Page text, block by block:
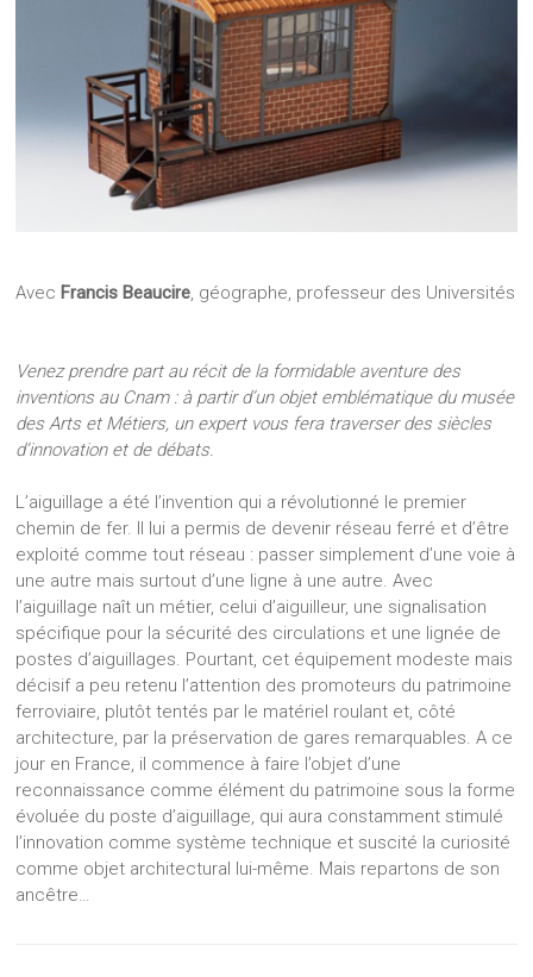
Avec Francis Beaucire, géographe, professeur des Universités
Venez prendre part au récit de la formidable aventure des
inventions au Cnam : à partir d’un objet emblématique du musée
des Arts et Métiers, un expert vous fera traverser des siècles
d’innovation et de débats.
L’aiguillage a été l’invention qui a révolutionné le premier
chemin de fer. Il lui a permis de devenir réseau ferré et d’être
exploité comme tout réseau : passer simplement d’une voie à
une autre mais surtout d’une ligne à une autre. Avec
l’aiguillage naît un métier, celui d’aiguilleur, une signalisation
spécifique pour la sécurité des circulations et une lignée de
postes d’aiguillages. Pourtant, cet équipement modeste mais
décisif a peu retenu l’attention des promoteurs du patrimoine
ferroviaire, plutôt tentés par le matériel roulant et, côté
architecture, par la préservation de gares remarquables. A ce
jour en France, il commence à faire l’objet d’une
reconnaissance comme élément du patrimoine sous la forme
évoluée du poste d’aiguillage, qui aura constamment stimulé
l’innovation comme système technique et suscité la curiosité
comme objet architectural lui-même. Mais repartons de son
ancêtre…